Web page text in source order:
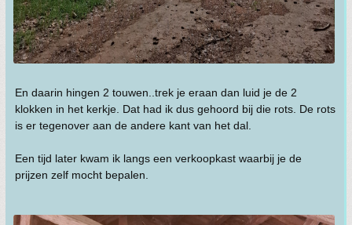
En daarin hingen 2 touwen..trek je eraan dan luid je de 2
klokken in het kerkje. Dat had ik dus gehoord bij die rots. De rots
is er tegenover aan de andere kant van het dal.
Een tijd later kwam ik langs een verkoopkast waarbij je de
prijzen zelf mocht bepalen.